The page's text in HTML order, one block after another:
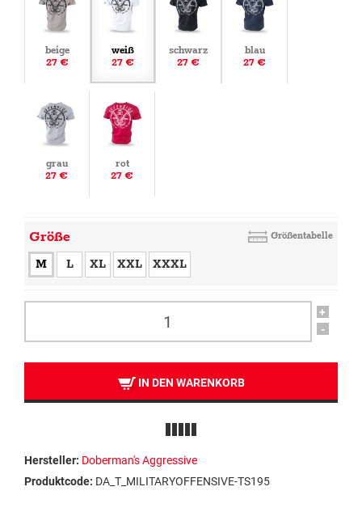
beige
27 €
weiß
27 €
schwarz
27 €
blau
27 €
grau
27 €
rot
27 €
Größe Größentabelle
M L XL XXL XXXL
+
-
IN DEN WARENKORB
Hersteller: Doberman's Aggressive
Produktcode: DA_T_MILITARYOFFENSIVE-TS195